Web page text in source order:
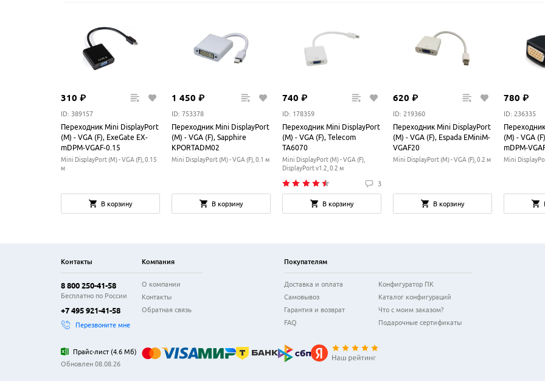
310 ₽
ID: 389157
Переходник Mini DisplayPort
(M) - VGA (F), ExeGate EX-
mDPM-VGAF-0.15
Mini DisplayPort (M) - VGA (F), 0.15
м
В корзину
1 450 ₽
ID: 753378
Переходник Mini DisplayPort
(M) - VGA (F), Sapphire
KPORTADM02
Mini DisplayPort (M) - VGA (F), 0.1 м
В корзину
740 ₽
ID: 178359
Переходник Mini DisplayPort
(M) - VGA (F), Telecom
TA6070
Mini DisplayPort (M) - VGA (F),
DisplayPort v1.2, 0.2 м
3
В корзину
620 ₽
ID: 219360
Переходник Mini DisplayPort
(M) - VGA (F), Espada EMiniM-
VGAF20
Mini DisplayPort (M) - VGA (F), 0.2 м
В корзину
780 ₽
ID: 236335
(M) - VGA
mDPM-
Mini
Контакты
8 800 250-41-58
Бесплатно по России
+7 495 921-41-58
Перезвоните мне
Прайс-лист(4.6 Мб)
Обновлен 08.08.26
Компания
О компании
Контакты
Обратная связь
Покупателям
Доставка и оплата
Самовывоз
Гарантия и возврат
FAQ
Конфигуратор ПК
Каталог конфигураций
Что с моим заказом?
Подарочные сертификаты